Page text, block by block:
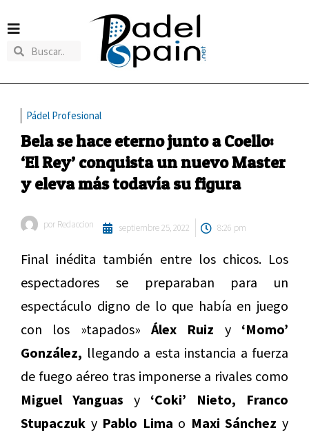
Pádel Profesional
Bela se hace eterno junto a Coello:
‘El Rey’ conquista un nuevo Master
y eleva más todavía su figura
por Redaccion septiembre 25, 2022 8:26 pm
Final inédita también entre los chicos. Los
espectadores se preparaban para un
espectáculo digno de lo que había en juego
con los »tapados» Álex Ruiz y ‘Momo’
González, llegando a esta instancia a fuerza
de fuego aéreo tras imponerse a rivales como
Miguel Yanguas y ‘Coki’ Nieto, Franco
Stupaczuk y Pablo Lima o Maxi Sánchez y